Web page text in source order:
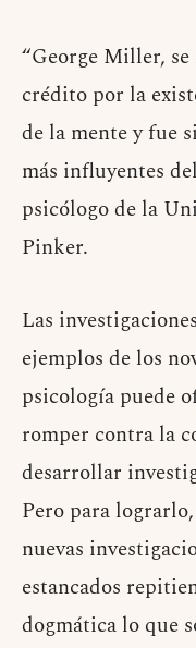
“George Miller, se
crédito por la
de la mente y fue
más influyentes
psicólogo de la
Pinker.
Las
ejemplos de los
psicología puede
romper contra la
desarrollar
Pero para
nuevas
estancados
dogmática lo que